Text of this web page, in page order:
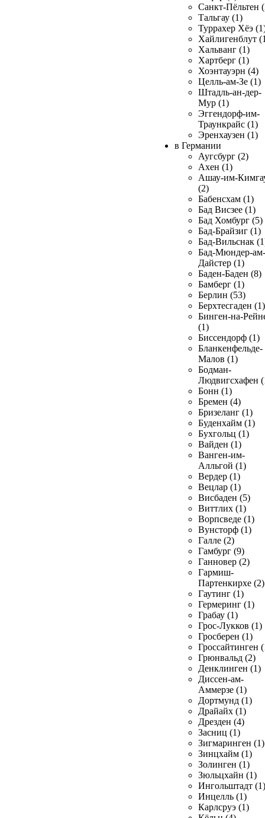
Санкт-Пёльтен
Тальгау (1)
Туррахер Хёэ
Хайлигенблут
Хальванг (1)
Хартберг (1)
Хоэнтауэрн (4)
Целль-ам-Зе (1)
Штадль-ан-дер-
Мур (1)
Эггендорф-им-
Траункрайс (1)
Эренхаузен (1)
в Германии
Аугсбург (2)
Ахен (1)
Ашау-им-
(2)
Бабенсхам (1)
Бад Висзее (1)
Бад Хомбург (5)
Бад-Брайзиг (1)
Бад-Вильснак
Бад-Мюндер-ам-
Дайстер (1)
Баден-Баден (8)
Бамберг (1)
Берлин (53)
Берхтесгаден (1)
Бинген-на-
(1)
Биссендорф (1)
Бланкенфельде-
Малов (1)
Бодман-
Людвигсхафен
Бонн (1)
Бремен (4)
Бризеланг (1)
Буденхайм (1)
Бухгольц (1)
Вайден (1)
Ванген-им-
Алльгой (1)
Вердер (1)
Вецлар (1)
Висбаден (5)
Виттлих (1)
Ворпсведе (1)
Вунсторф (1)
Галле (2)
Гамбург (9)
Ганновер (2)
Гармиш-
Партенкирхе (2)
Гаутинг (1)
Гермеринг (1)
Грабау (1)
Грос-Лукков (1)
Гросберен (1)
Гроссайтинген
Грюнвальд (2)
Денклинген (1)
Диссен-ам-
Аммерзе (1)
Дортмунд (1)
Драйайх (1)
Дрезден (4)
Засниц (1)
Зигмаринген (1)
Зинцхайм (1)
Золинген (1)
Зюльцхайн (1)
Ингольштадт (1)
Инцелль (1)
Карлсруэ (1)